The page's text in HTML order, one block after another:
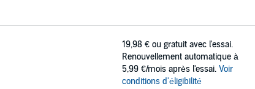
19,98 € ou gratuit avec l'essai.
Renouvellement automatique à
5,99 €/mois après l'essai. Voir
conditions d'éligibilité